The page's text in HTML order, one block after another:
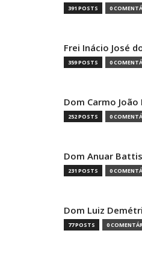
391 POSTS 0
Frei Inácio José
359 POSTS 0
Dom Carmo João
252 POSTS 0
Dom Anuar
231 POSTS 0
Dom Luiz
77 POSTS 0